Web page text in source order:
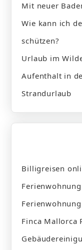
Mit neuer
Wie kann ich
schützen?
Urlaub im
Aufenthalt in
Strandurlaub
Billigreisen
Finca Mallorca